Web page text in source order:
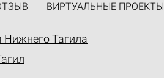
Нижнего Тагила
ВИРТУАЛЬНЫЕ ПРОЕКТЫ